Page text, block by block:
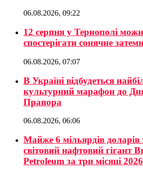
06.08.2026, 09:22
12 серпня у Тернополі
спостерігати сонячне
06.08.2026, 07:07
В Україні відбудеться
культурний марафон до
Прапора
06.08.2026, 06:06
Майже 6 мільярдів доларів
світовий нафтовий гігант
Petroleum за три місяці